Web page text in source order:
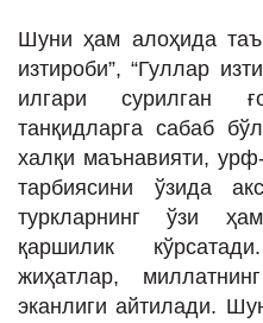
Шуни ҳам алоҳида
изтироби”, “Гуллар
илгари сурилган
танқидларга сабаб
халқи маънавияти,
тарбиясини ўзида
туркларнинг ўзи
қаршилик
жиҳатлар,
эканлиги айтилади.